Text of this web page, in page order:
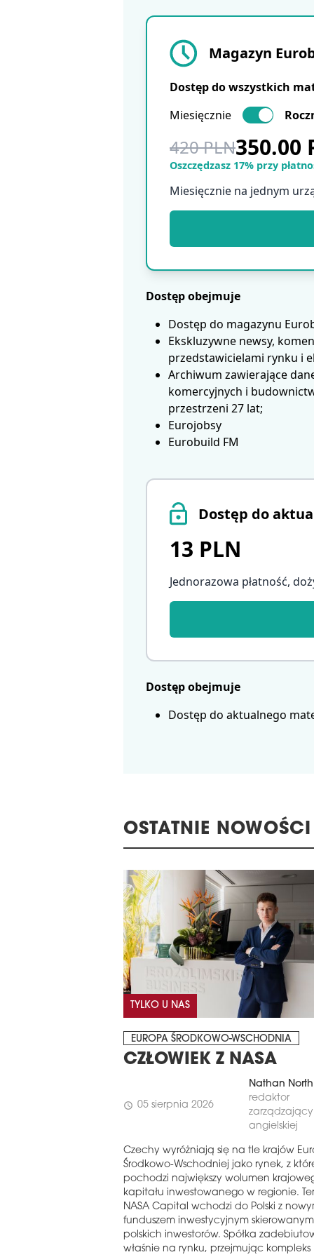
Dostęp do
13 PLN
Jednorazowa płatność,
Dostęp obejmuje
Dostęp do aktualnego
Magazyn
Dostęp do wszystkich
Miesięcznie
420 PLN350.00
Oszczędzasz 17% przy
Miesięcznie na jednym
Dostęp obejmuje
Dostęp do magazynu
Ekskluzywne newsy,
przedstawicielami rynku i
Archiwum zawierające
komercyjnych i
przestrzeni 27 lat;
Eurojobsy
Eurobuild FM
OSTATNIE NOWOŚCI
TYLKO U NAS
EUROPA ŚRODKOWO-WSCHODNIA
CZŁOWIEK Z NASA
schedule 05 sierpnia 2026
Nathan North
redaktor
zarządzający
angielskiej
Czechy wyróżniają się na tle krajów
Środkowo-Wschodniej jako rynek, z
pochodzi największy wolumen
kapitału inwestowanego w regionie.
NASA Capital wchodzi do Polski z
funduszem inwestycyjnym
polskich inwestorów. Spółka
właśnie na rynku, przejmując kompleks